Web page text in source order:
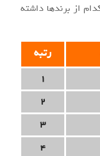
از برندها داشته
رتبه
1
2
3
4